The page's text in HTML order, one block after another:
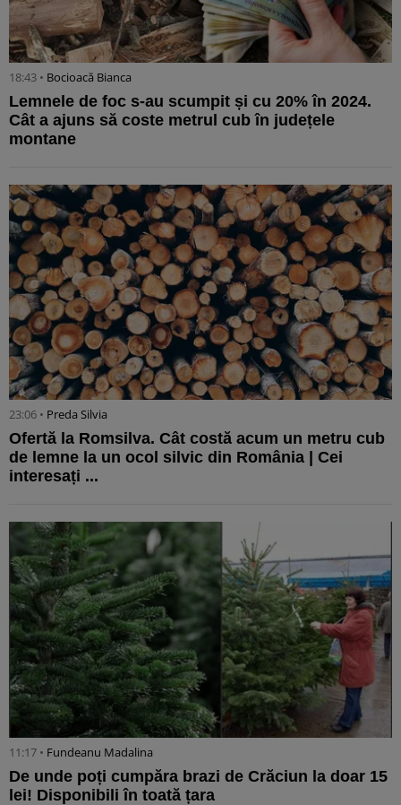
18:43 • Bocioacă Bianca
Lemnele de foc s-au scumpit și cu 20% în 2024.
Cât a ajuns să coste metrul cub în județele
montane
23:06 • Preda Silvia
Ofertă la Romsilva. Cât costă acum un metru cub
de lemne la un ocol silvic din România | Cei
interesați ...
11:17 • Fundeanu Madalina
De unde poți cumpăra brazi de Crăciun la doar 15
lei! Disponibili în toată țara